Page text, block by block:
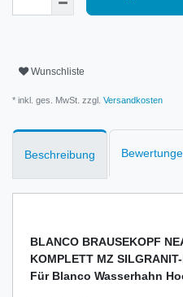
Wunschliste
* inkl. ges. MwSt. zzgl. Versandkosten
Beschreibung
BLANCO BRAUSEKOPF
KOMPLETT MZ
Für Blanco Wasserhahn